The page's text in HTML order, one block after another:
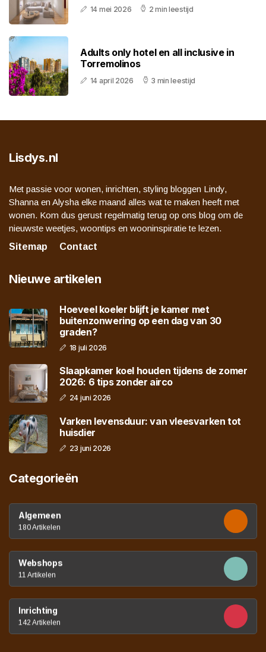
14 mei 2026 2 min leestijd
Adults only hotel en all inclusive in
Torremolinos
14 april 2026 3 min leestijd
Lisdys.nl
Met passie voor wonen, inrichten, styling bloggen Lindy,
Shanna en Alysha elke maand alles wat te maken heeft met
wonen. Kom dus gerust regelmatig terug op ons blog om de
nieuwste weetjes, woontips en wooninspiratie te lezen.
Sitemap
Contact
Nieuwe artikelen
Hoeveel koeler blijft je kamer met
buitenzonwering op een dag van 30
graden?
18 juli 2026
Slaapkamer koel houden tijdens de zomer
2026: 6 tips zonder airco
24 juni 2026
Varken levensduur: van vleesvarken tot
huisdier
23 juni 2026
Categorieën
Algemeen
180 Artikelen
Webshops
11 Artikelen
Inrichting
142 Artikelen